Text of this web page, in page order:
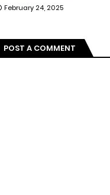
February 24, 2025
POST A COMMENT